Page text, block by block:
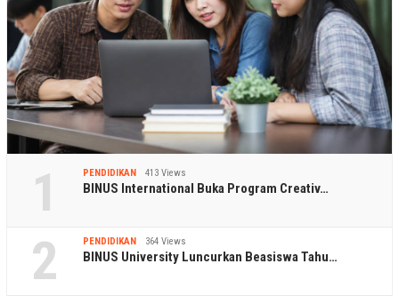
1 PENDIDIKAN 413 Views
BINUS International Buka Program Creativ…
2 PENDIDIKAN 364 Views
BINUS University Luncurkan Beasiswa Tahu…